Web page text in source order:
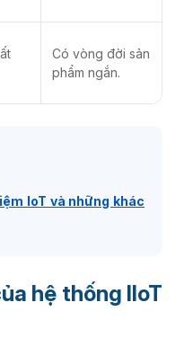
Có vòng đời sản
phẩm ngắn.
IoT và những khác
hệ thống IIoT